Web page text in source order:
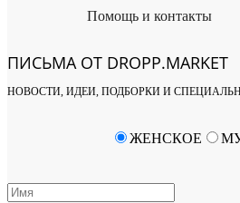
Помощь и контакты
ПИСЬМА ОТ DROPP.MARKET
НОВОСТИ, ИДЕИ, ПОДБОРКИ И
ЖЕНСКОЕ